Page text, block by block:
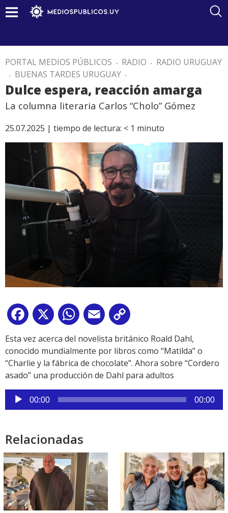
PORTAL MEDIOS PÚBLICOS . RADIO . RADIO URUGUAY
. BUENAS TARDES URUGUAY .
Dulce espera, reacción amarga
La columna literaria Carlos “Cholo” Gómez
25.07.2025 | tiempo de lectura: < 1 minuto
Facebook
X WhatsApp
Email
Link
Esta vez acerca del novelista británico Roald Dahl,
conocido mundialmente por libros como “Matilda” o
“Charlie y la fábrica de chocolate”. Ahora sobre “Cordero
asado” una producción de Dahl para adultos
Reproductor
de
00:00 00:00
Relacionadas